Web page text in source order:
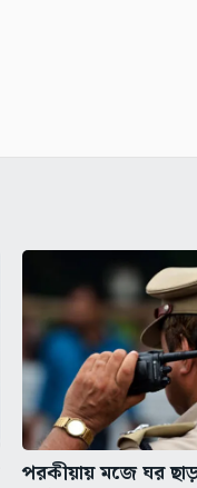
পরকীয়ায় মজে ঘর